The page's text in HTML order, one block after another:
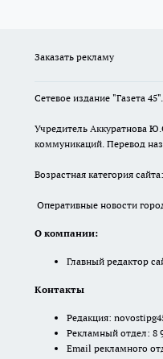
Заказать рекламу
Сетевое издание "Газета 45".
Учредитель Аккуратнова
коммуникаций. Перевод
Возрастная категория
Оперативные новости
О компании:
Главный редактор
Контакты
Редакция:
Рекламный отдел: 8
Email рекламного